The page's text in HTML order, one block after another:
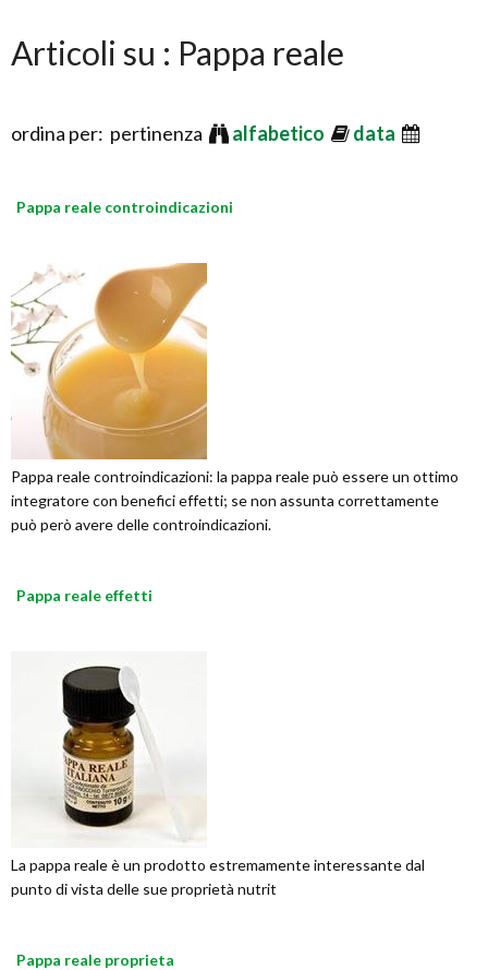
Articoli su : Pappa reale
ordina per: pertinenza alfabetico data
Pappa reale controindicazioni
Pappa reale controindicazioni: la pappa reale può essere un ottimo
integratore con benefici effetti; se non assunta correttamente
può però avere delle controindicazioni.
Pappa reale effetti
La pappa reale è un prodotto estremamente interessante dal
punto di vista delle sue proprietà nutrit
Pappa reale proprieta